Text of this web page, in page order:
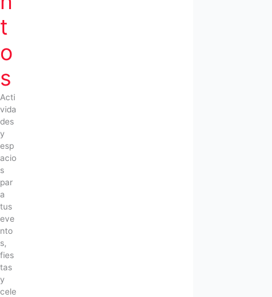
t
o
s
Acti
vida
des
y
esp
acio
s
par
a
tus
eve
nto
s,
fies
tas
y
cele